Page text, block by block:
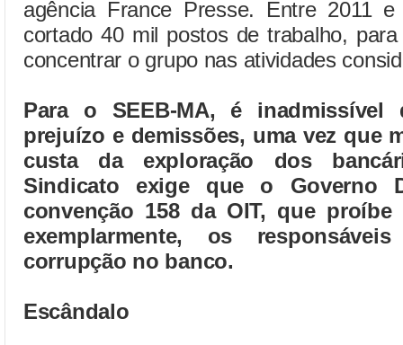
agência France Presse. Entre 2011
cortado 40 mil postos de trabalho,
concentrar o grupo nas atividades
Para o SEEB-MA, é
prejuízo e demissões, uma vez que
custa da exploração dos
Sindicato exige que o Governo
convenção 158 da OIT, que
exemplarmente, os
corrupção no banco.
Escândalo